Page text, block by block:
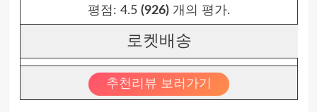
평점: 4.5 (926)개의 평가.
로켓배송
추천리뷰 보러가기